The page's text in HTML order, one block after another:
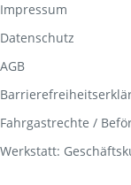
Impressum
Datenschutz
AGB
Fahrgastrechte /
Werkstatt: